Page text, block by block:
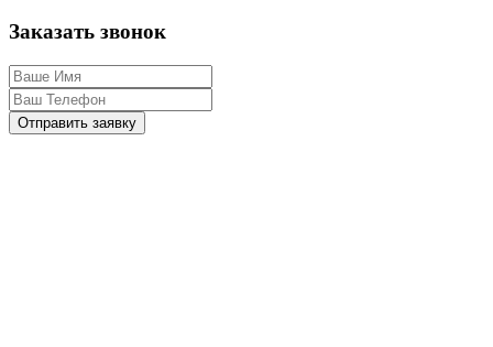
Заказать звонок
Отправить заявку